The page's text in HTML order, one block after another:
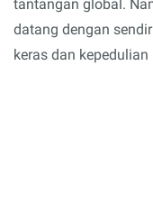
tantangan global.
datang dengan
keras dan kepedulian